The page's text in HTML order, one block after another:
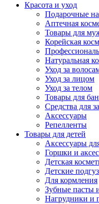
Красота и уход
Подарочные
Аптечная
Товары для
Корейская
Натуральная
Уход за
Уход за лицом
Уход за телом
Товары для
Средства для
Аксессуары
Репелленты
Товары для детей
Аксессуары
Горшки и
Детская
Детские
Для кормления
Зубные пасты
Нагрудники и